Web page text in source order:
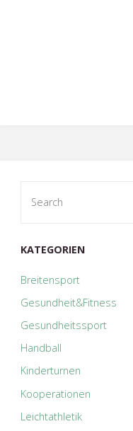
KATEGORIEN
Breitensport
Gesundheit&Fitness
Gesundheitssport
Handball
Kinderturnen
Kooperationen
Leichtathletik